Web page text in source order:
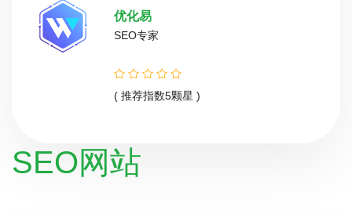
优化易
SEO专家
( 推荐指数5颗星 )
SEO网站